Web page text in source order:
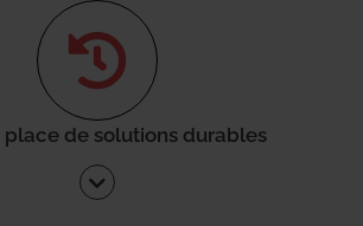
place de solutions durables